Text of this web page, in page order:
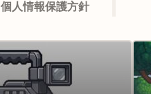
個人情報保護方針